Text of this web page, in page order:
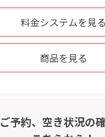
料金システムを見る
商品を見る
ご予約、空き状況の